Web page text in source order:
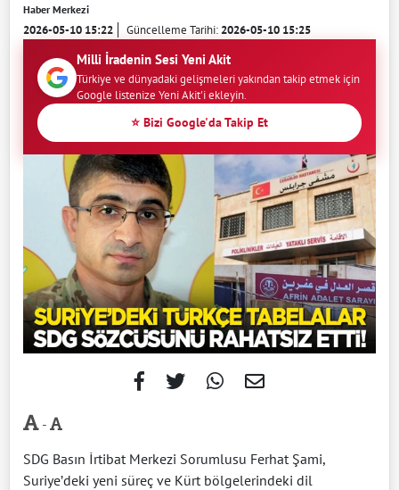
Haber Merkezi
2026-05-10 15:22 Güncelleme Tarihi:2026-05-10 15:25
Milli İradenin Sesi Yeni Akit
Türkiye ve dünyadaki gelişmeleri yakından takip etmek için
Google listenize Yeni Akit'i ekleyin.
⭐ Bizi Google'da Takip Et
-
SDG Basın İrtibat Merkezi Sorumlusu Ferhat Şami,
Suriye’deki yeni süreç ve Kürt bölgelerindeki dil